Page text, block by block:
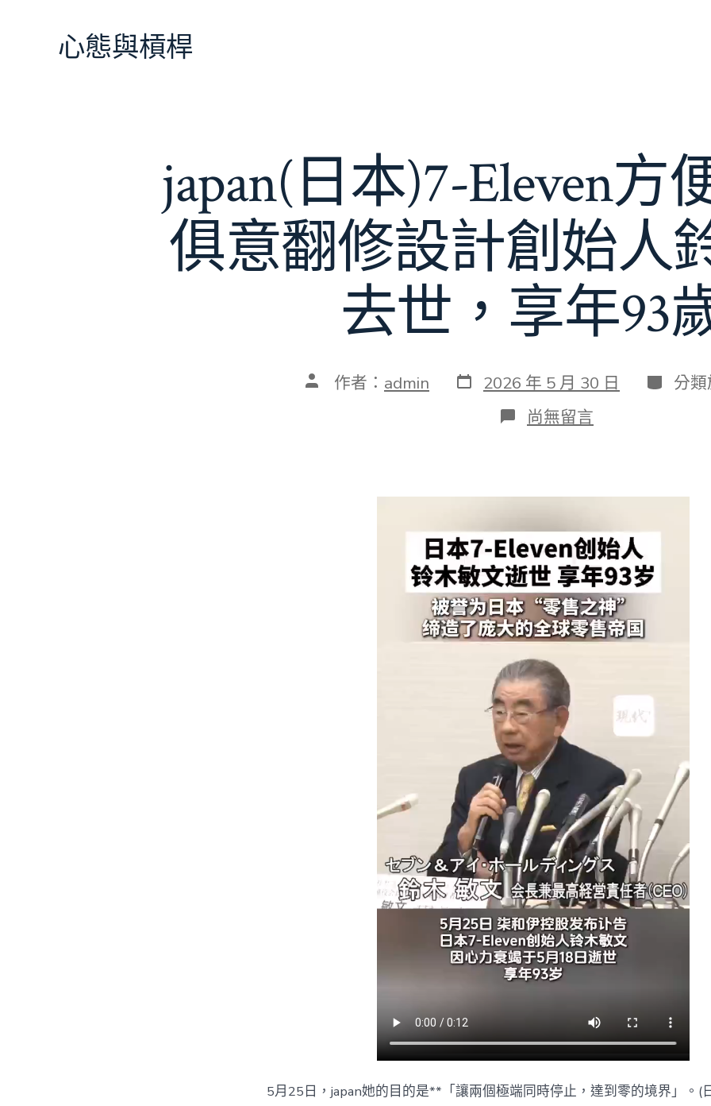
心態與槓桿
japan(日本)7-Eleven方
俱意翻修設計創始人
去世，享年93
文 作者： admin 發
表
2026 年 5 月 30 日 分
類
分
在
〈japan(日
便
JIUYI
俱
意
翻
修
設
計
創
始
人
鈴
木
敏
文
去
世，
享
年
93
歲〉
中
尚無留言
5月25日，japan她的目的是**「讓兩個極端同時停止，達到零的境界」。(